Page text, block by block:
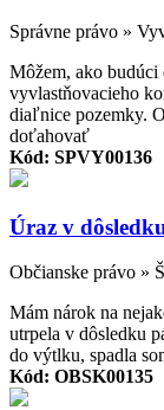
Správne právo »
Môžem, ako
vyvlastňovacieho
diaľnice pozemky.
doťahovať
Kód: SPVY00136
Úraz v
Občianske právo »
Mám nárok na
utrpela v dôsledku
do výtlku, spadla
Kód: OBSK00135